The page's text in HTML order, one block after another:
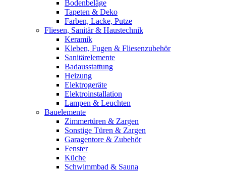
Bodenbeläge
Tapeten & Deko
Farben, Lacke, Putze
Fliesen, Sanitär & Haustechnik
Keramik
Kleben, Fugen & Fliesenzubehör
Sanitärelemente
Badausstattung
Heizung
Elektrogeräte
Elektroinstallation
Lampen & Leuchten
Bauelemente
Zimmertüren & Zargen
Sonstige Türen & Zargen
Garagentore & Zubehör
Fenster
Küche
Schwimmbad & Sauna